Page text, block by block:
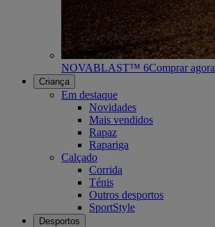
NOVABLAST™ 6Comprar agora
Criança
Em destaque
Novidades
Mais vendidos
Rapaz
Rapariga
Calçado
Corrida
Ténis
Outros desportos
SportStyle
Desportos